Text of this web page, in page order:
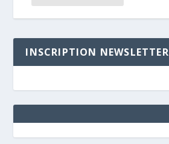
INSCRIPTION NEWSLETTER